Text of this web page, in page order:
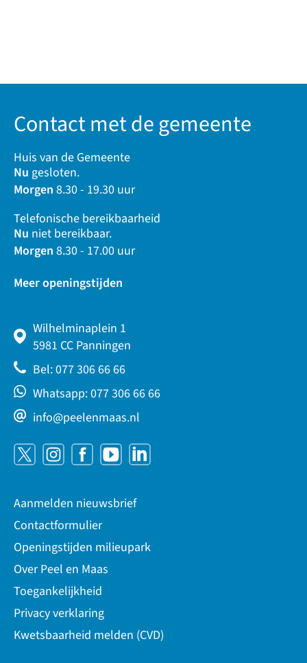
Contact met de gemeente
Huis van de Gemeente
Nu gesloten.
Morgen 8.30 - 19.30 uur
Telefonische bereikbaarheid
Nu niet bereikbaar.
Morgen 8.30 - 17.00 uur
Meer openingstijden
Wilhelminaplein 1
5981 CC Panningen
Bel: 077 306 66 66
Whatsapp: 077 306 66 66
info@peelenmaas.nl
Aanmelden nieuwsbrief
Contactformulier
Openingstijden milieupark
Over Peel en Maas
Toegankelijkheid
Privacy verklaring
Kwetsbaarheid melden (CVD)